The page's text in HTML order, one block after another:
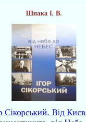
Шпака І. В.
Сікорський. Від